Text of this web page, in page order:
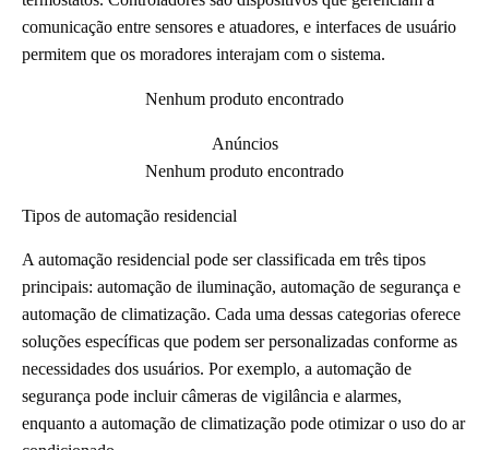
comunicação entre sensores e atuadores, e interfaces de usuário
permitem que os moradores interajam com o sistema.
Nenhum produto encontrado
Anúncios
Nenhum produto encontrado
Tipos de automação residencial
A automação residencial pode ser classificada em três tipos
principais: automação de iluminação, automação de segurança e
automação de climatização. Cada uma dessas categorias oferece
soluções específicas que podem ser personalizadas conforme as
necessidades dos usuários. Por exemplo, a automação de
segurança pode incluir câmeras de vigilância e alarmes,
enquanto a automação de climatização pode otimizar o uso do ar